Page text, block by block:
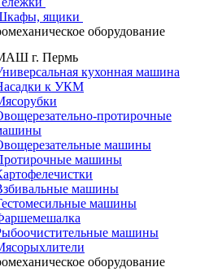
ящики
оборудование
г. Пермь
кухонная машина
к УКМ
протирочные
машины
машины
машины
машины
машины
оборудование